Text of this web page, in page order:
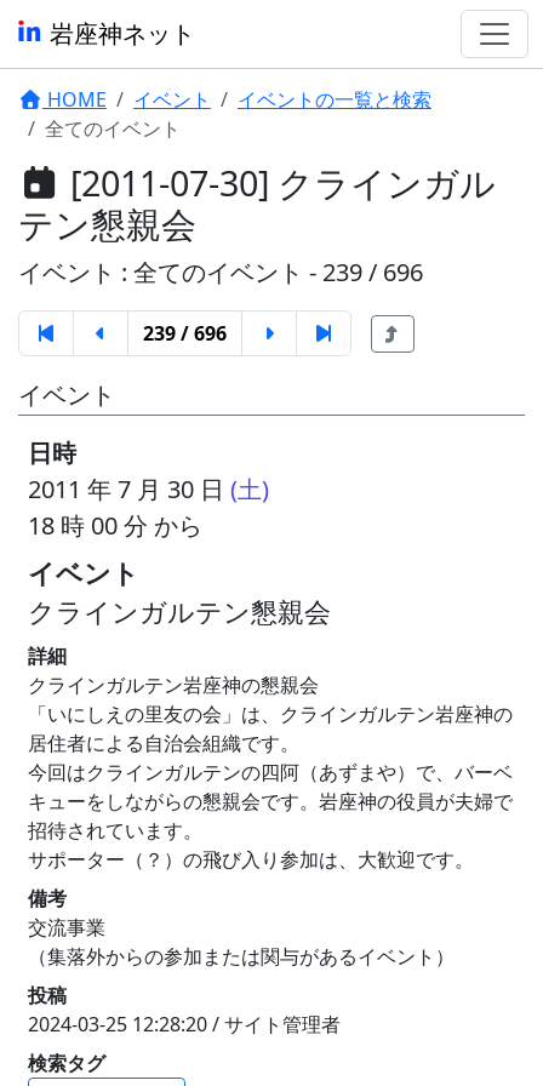
岩座神ネット
HOME イベント
イベントの一覧と検索
全てのイベント
[2011-07-30] クラインガル
テン懇親会
イベント : 全てのイベント - 239 / 696
239 / 696
イベント
日時
2011 年 7 月 30 日 (土)
18 時 00 分 から
イベント
クラインガルテン懇親会
詳細
クラインガルテン岩座神の懇親会
「いにしえの里友の会」は、クラインガルテン岩座神の
居住者による自治会組織です。
今回はクラインガルテンの四阿（あずまや）で、バーベ
キューをしながらの懇親会です。岩座神の役員が夫婦で
招待されています。
サポーター（？）の飛び入り参加は、大歓迎です。
備考
交流事業
（集落外からの参加または関与があるイベント）
投稿
2024-03-25 12:28:20 / サイト管理者
検索タグ